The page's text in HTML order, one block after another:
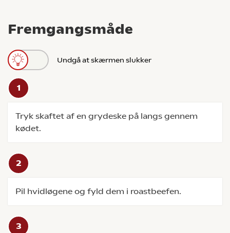
Fremgangsmåde
Undgå at skærmen slukker
Tryk skaftet af en grydeske på langs gennem
kødet.
Pil hvidløgene og fyld dem i roastbeefen.